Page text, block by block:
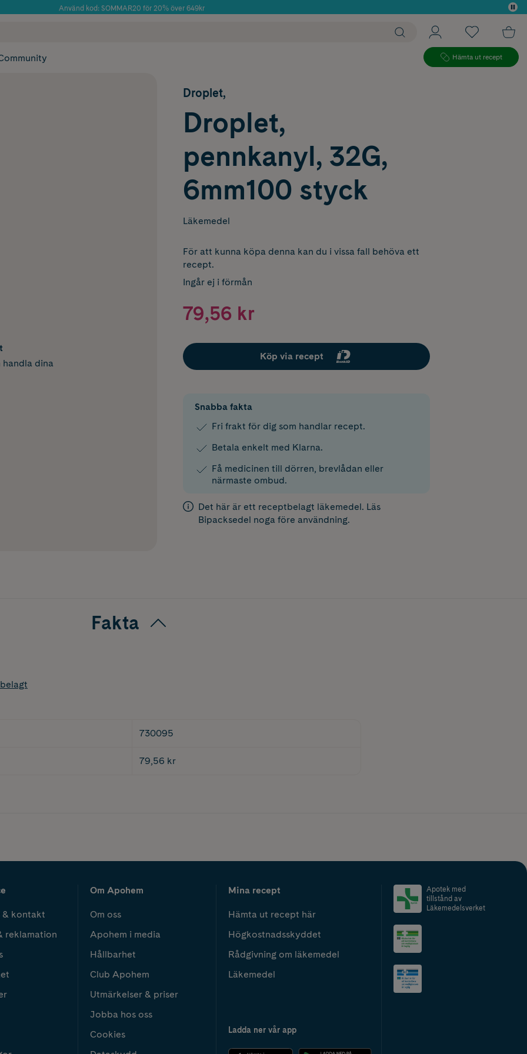
Använd kod: SOMMAR20 för 20% över 649kr
Hämta ut recept
handla dina
Droplet,
Droplet,
pennkanyl, 32G,
6mm100 styck
Läkemedel
För att kunna köpa denna kan du i vissa fall behöva ett
recept.
Ingår ej i förmån
79,56 kr
Köp via recept
Snabba fakta
Fri frakt för dig som handlar recept.
Betala enkelt med Klarna.
Få medicinen till dörren, brevlådan eller
närmaste ombud.
Det här är ett receptbelagt läkemedel. Läs
Bipacksedel noga före användning.
Fakta
730095
79,56 kr
& kontakt
reklamation
Om Apohem
Om oss
Apohem i media
Hållbarhet
Club Apohem
Utmärkelser & priser
Jobba hos oss
Cookies
Mina recept
Hämta ut recept här
Högkostnadsskyddet
Rådgivning om läkemedel
Läkemedel
Ladda ner vår app
Apotek med
tillstånd av
Läkemedelsverket